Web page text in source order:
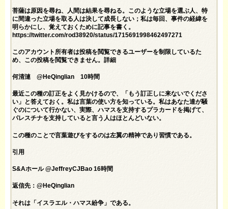
菩薩は原因を尋ね、人間は結果を尋ねる。このような立場を選ぶ人、特
に間違った立場を取る人は決して成長しない；私は毎回、事件の経緯を
明らかにし、覚えておくために記事を書く。
https://twitter.com/rod38920/status/1715691998462497271
このアカウント所有者は投稿を閲覧できるユーザーを制限しているた
め、この投稿を閲覧できません。詳細
何清漣 @HeQinglian 10時間
最近この種の訂正をよく見かけるので、「もう訂正しに来ないでくださ
い」と答えておく。私は言葉の使い方を知っている。私はあなた達が騒
ぐのについて行かない、実際、ハマスを支持するプラカードを掲げて、
パレスチナを支持していると言う人はほとんどいない。
この種のことで言葉遊びをするのは左翼の精神であり習慣である。
引用
S&Aホール @JeffreyCJBao 16時間
返信先：@HeQinglian
それは「イスラエル・ハマス紛争」である。